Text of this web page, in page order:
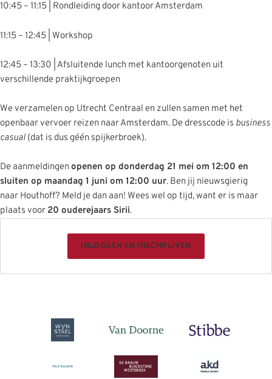
10:45 – 11:15 | Rondleiding door kantoor Amsterdam
11:15 – 12:45 | Workshop
12:45 – 13:30 | Afsluitende lunch met kantoorgenoten uit
verschillende praktijkgroepen
We verzamelen op Utrecht Centraal en zullen samen met het
openbaar vervoer reizen naar Amsterdam. De dresscode is business
casual(dat is dus géén spijkerbroek).
De aanmeldingenopenen op donderdag 21 mei om 12:00 en
sluiten op maandag 1 juni om 12:00 uur. Ben jij nieuwsgierig
naar Houthoff? Meld je dan aan! Wees wel op tijd, want er is maar
plaats voor 20 ouderejaars Sirii.
INLOGGEN EN INSCHRIJVEN